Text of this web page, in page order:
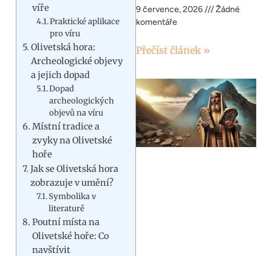
víře
Praktické aplikace
pro víru
Olivetská hora:
Archeologické objevy
a jejich dopad
Dopad
archeologických
objevů na víru
Místní tradice a
zvyky na Olivetské
hoře
Jak se Olivetská hora
zobrazuje v umění?
Symbolika v
literaturě
Poutní místa na
Olivetské hoře: Co
navštívit
9 července, 2026
Žádné
komentáře
Přečíst článek »